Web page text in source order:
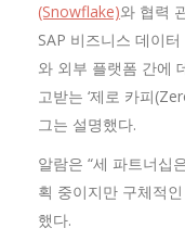
(Snowflake)와 협력
SAP 비즈니스 데이
와 외부 플랫폼 간에
고받는 ‘제로 카피
그는 설명했다.
알람은 “세 파트너십
획 중이지만 구체적
했다.